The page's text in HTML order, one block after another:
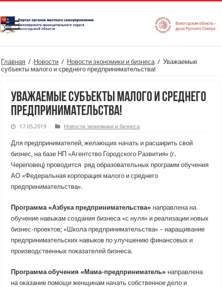
Главная / Новости / Новости экономики и бизнеса / Уважаемые
субъекты малого и среднего предпринимательства!
Уважаемые субъекты малого и среднего
предпринимательства!
17.05.2019 Новости экономики и бизнеса
Для предпринимателей, желающих начать и расширить свой
бизнес, на базе НП «Агентство Городского Развития» (г.
Череповец) проводится ряд образовательных программ обучения
АО «Федеральная корпорация малого и среднего
предпринимательства».
Программа «Азбука предпринимательства» направлена на
обучение навыкам создания бизнеса «с нуля» и реализации новых
бизнес-проектов; «Школа предпринимательства» – наращивание
предпринимательских навыков по улучшению финансовых и
производственных показателей бизнеса.
Программа обучения «Мама-предприниматель» направлена
на оказание помощи женщинам начать собственное дело и